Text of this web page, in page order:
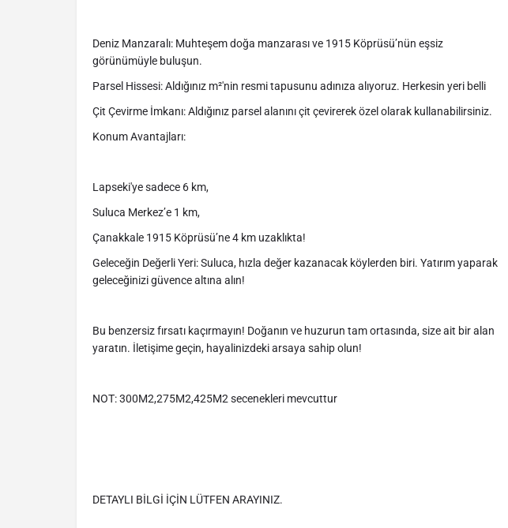
Deniz Manzaralı: Muhteşem doğa manzarası ve 1915 Köprüsü’nün eşsiz
görünümüyle buluşun.
Parsel Hissesi: Aldığınız m²'nin resmi tapusunu adınıza alıyoruz. Herkesin yeri belli
Çit Çevirme İmkanı: Aldığınız parsel alanını çit çevirerek özel olarak kullanabilirsiniz.
Konum Avantajları:
Lapseki'ye sadece 6 km,
Suluca Merkez’e 1 km,
Çanakkale 1915 Köprüsü’ne 4 km uzaklıkta!
Geleceğin Değerli Yeri: Suluca, hızla değer kazanacak köylerden biri. Yatırım yaparak
geleceğinizi güvence altına alın!
Bu benzersiz fırsatı kaçırmayın! Doğanın ve huzurun tam ortasında, size ait bir alan
yaratın. İletişime geçin, hayalinizdeki arsaya sahip olun!
NOT: 300M2,275M2,425M2 secenekleri mevcuttur
DETAYLI BİLGİ İÇİN LÜTFEN ARAYINIZ.